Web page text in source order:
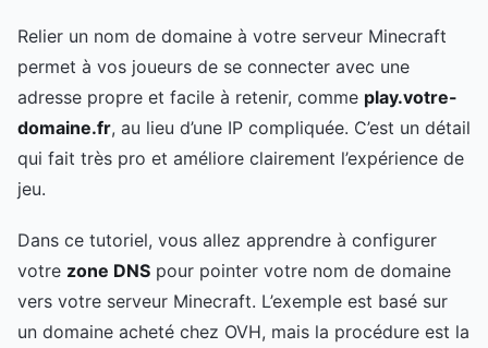
Relier un nom de domaine à votre serveur Minecraft
permet à vos joueurs de se connecter avec une
adresse propre et facile à retenir, comme play.votre-
domaine.fr, au lieu d’une IP compliquée. C’est un détail
qui fait très pro et améliore clairement l’expérience de
jeu.
Dans ce tutoriel, vous allez apprendre à configurer
votre zone DNS pour pointer votre nom de domaine
vers votre serveur Minecraft. L’exemple est basé sur
un domaine acheté chez OVH, mais la procédure est la